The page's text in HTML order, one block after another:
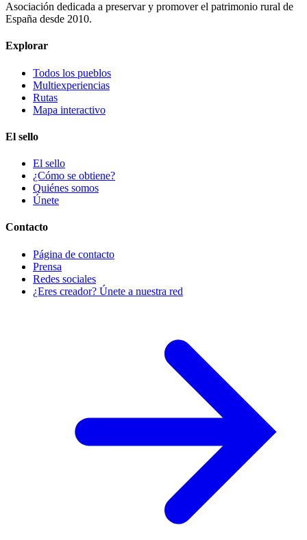
Asociación dedicada a preservar y promover el patrimonio rural de
España desde 2010.
Explorar
Todos los pueblos
Multiexperiencias
Rutas
Mapa interactivo
El sello
El sello
¿Cómo se obtiene?
Quiénes somos
Únete
Contacto
Página de contacto
Prensa
Redes sociales
¿Eres creador? Únete a nuestra red